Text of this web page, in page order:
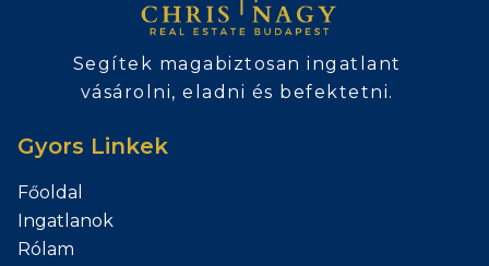
Segítek magabiztosan ingatlant
vásárolni, eladni és befektetni.
Gyors Linkek
Főoldal
Ingatlanok
Rólam